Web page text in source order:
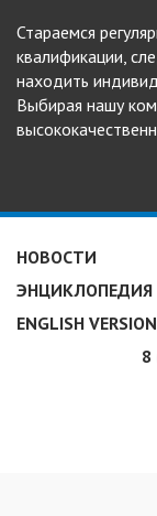
Стараемся
квалификации,
находить
Выбирая нашу
НОВОСТИ
ЭНЦИКЛОПЕДИЯ
ENGLISH VERSION
8